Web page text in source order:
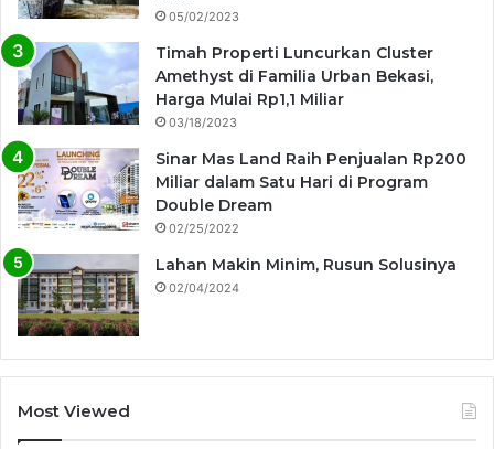
05/02/2023
Timah Properti Luncurkan Cluster
Amethyst di Familia Urban Bekasi,
Harga Mulai Rp1,1 Miliar
03/18/2023
Sinar Mas Land Raih Penjualan Rp200
Miliar dalam Satu Hari di Program
Double Dream
02/25/2022
Lahan Makin Minim, Rusun Solusinya
02/04/2024
Most Viewed